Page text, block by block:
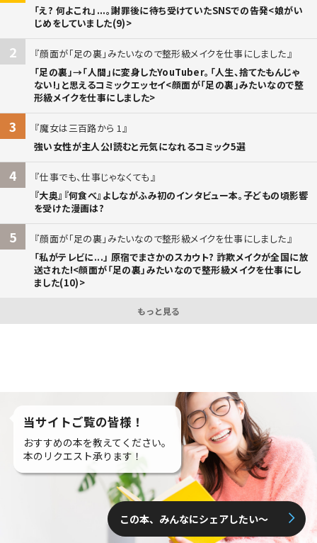
「え? 何よこれ」...。謝罪後に待ち受けていたSNSでの告発<娘がい
じめをしていました(9)>
2
顔面が「足の裏」みたいなので整形級メイクを仕事にしました
「足の裏」→「人間」に変身したYouTuber。「人生、捨てたもんじゃ
ない!」と思えるコミックエッセイ<顔面が「足の裏」みたいなので整
形級メイクを仕事にしました>
3
魔女は三百路から 1
強い女性が主人公!読むと元気になれるコミック5選
4
仕事でも、仕事じゃなくても
『大奥』『何食べ』よしながふみ初のインタビュー本。子どもの頃影響
を受けた漫画は?
5
顔面が「足の裏」みたいなので整形級メイクを仕事にしました
「私がテレビに...」 原宿でまさかのスカウト? 詐欺メイクが全国に放
送された!<顔面が「足の裏」みたいなので整形級メイクを仕事にし
ました(10)>
もっと見る
当サイトご覧の皆様！
おすすめの本を教えてください。
本のリクエスト承ります！
この本、みんなにシェアしたい〜